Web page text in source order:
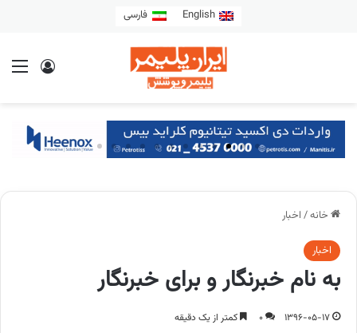
English فارسی
خانه/ اخبار
اخبار
به نام خبرنگار و برای خبرنگار
1396-05-17
0 کمتر از یک دقیقه